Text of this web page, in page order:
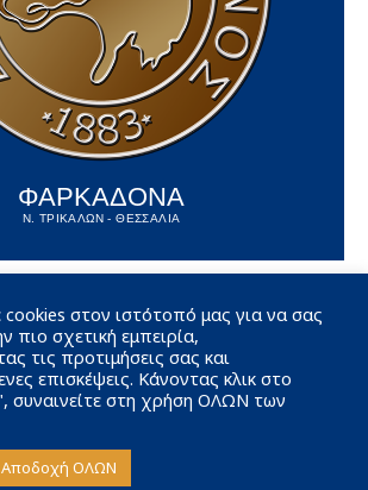
ΦΑΡΚΑΔΟΝΑ
Ν. ΤΡΙΚΑΛΩΝ - ΘΕΣΣΑΛΙΑ
στον ιστότοπό μας για να σας
πιο σχετική εμπειρία,
τις προτιμήσεις σας και
επισκέψεις. Κάνοντας κλικ στο
στη χρήση ΟΛΩΝ των
Αποδοχή ΟΛΩΝ